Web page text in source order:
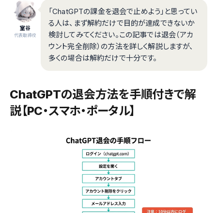
室谷
代表取締役
「ChatGPTの課金を退会で止めよう」と思ってい
る人は、まず解約だけで目的が達成できないか
検討してみてください。この記事では退会（アカ
ウント完全削除）の方法を詳しく解説しますが、
多くの場合は解約だけで十分です。
ChatGPTの退会方法を手順付きで解
説【PC・スマホ・ポータル】